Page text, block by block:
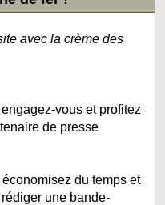
avec la crème des
vous et profitez
de presse
économisez du temps et
une bande-